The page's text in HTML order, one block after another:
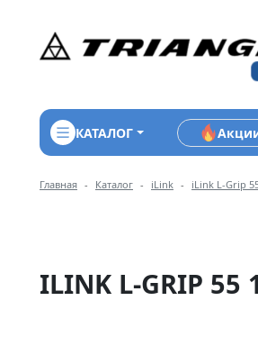
КАТАЛОГ
Навигация по
Главная Каталог iLink iLink L-Grip
ILINK L-GRIP 55